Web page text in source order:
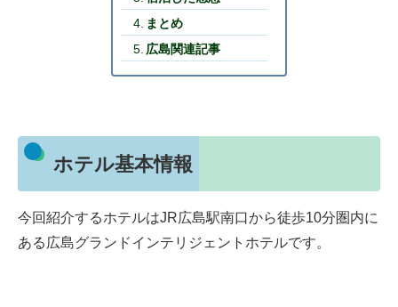
まとめ
広島関連記事
ホテル基本情報
今回紹介するホテルはJR広島駅南口から徒歩10分圏内に
ある広島グランドインテリジェントホテルです。